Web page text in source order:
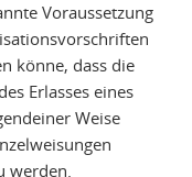
Voraussetzung
könne, dass die
Erlasses eines
Weise
werden.